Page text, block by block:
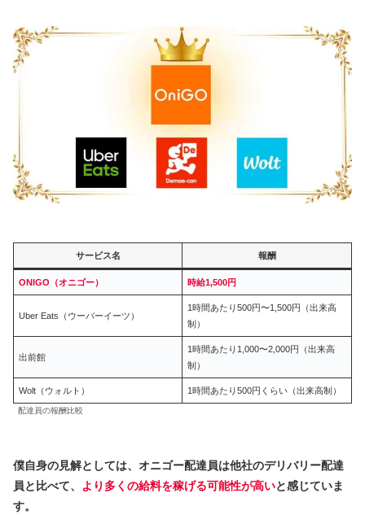
サービス名 報酬
ONIGO（オニゴー） 時給1,500円
Uber Eats（ウーバーイーツ）
1時間あたり500円〜1,500円（出来高
制）
出前館
1時間あたり1,000〜2,000円（出来高
制）
Wolt（ウォルト） 1時間あたり500円くらい（出来高制）
配達員の報酬比較
僕自身の見解としては、オニゴー配達員は他社のデリバリー配達
員と比べて、 より多くの給料を稼げる可能性が高いと感じていま
す。